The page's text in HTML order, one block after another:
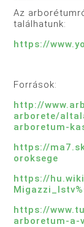
Az
találhatunk:
https://
Források:
http://
arborete/
arboretum-
https://
oroksege
https://
https://
arboretum-a-